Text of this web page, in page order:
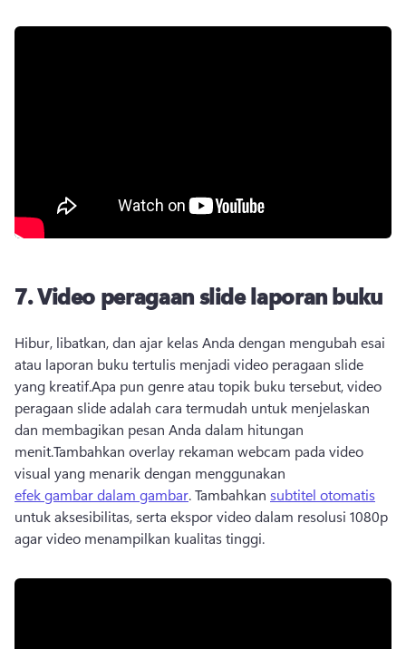
7.Video peragaan slide laporan buku
Hibur, libatkan, dan ajar kelas Anda dengan mengubah esai
atau laporan buku tertulis menjadi video peragaan slide
yang kreatif.Apa pun genre atau topik buku tersebut, video
peragaan slide adalah cara termudah untuk menjelaskan
dan membagikan pesan Anda dalam hitungan
menit.Tambahkan overlay rekaman webcam pada video
visual yang menarik dengan menggunakan
efek gambar dalam gambar. Tambahkan subtitel otomatis
untuk aksesibilitas, serta ekspor video dalam resolusi 1080p
agar video menampilkan kualitas tinggi.